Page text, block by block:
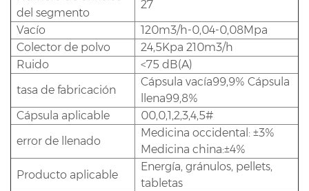
del segmento
27
Vacío
120m3/h-0,04-0,08Mpa
Colector de polvo
24,5Kpa 210m3/h
Ruido
<75 dB(A)
tasa de fabricación
Cápsula vacía99,9% Cápsula
llena99,8%
Cápsula aplicable
00,0,1,2,3,4,5#
error de llenado
Medicina occidental: ±3%
Medicina china:±4%
Producto aplicable
Energía, gránulos, pellets,
tabletas